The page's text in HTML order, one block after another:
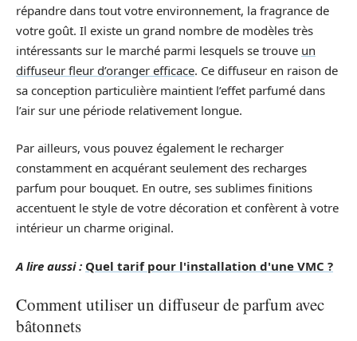
répandre dans tout votre environnement, la fragrance de
votre goût. Il existe un grand nombre de modèles très
intéressants sur le marché parmi lesquels se trouve un
diffuseur fleur d’oranger efficace. Ce diffuseur en raison de
sa conception particulière maintient l’effet parfumé dans
l’air sur une période relativement longue.
Par ailleurs, vous pouvez également le recharger
constamment en acquérant seulement des recharges
parfum pour bouquet. En outre, ses sublimes finitions
accentuent le style de votre décoration et confèrent à votre
intérieur un charme original.
A lire aussi : Quel tarif pour l'installation d'une VMC ?
Comment utiliser un diffuseur de parfum avec
bâtonnets